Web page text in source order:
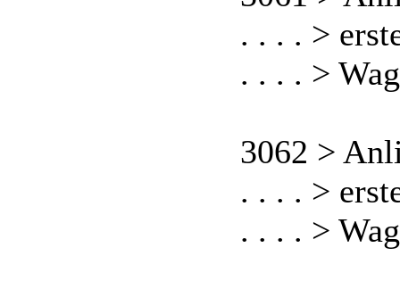
. . . . >
. . . . >
3062 >
. . . . >
. . . . >